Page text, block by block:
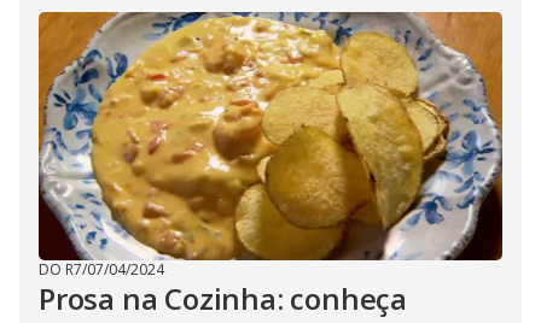
DO R7/07/04/2024
Prosa na Cozinha: conheça